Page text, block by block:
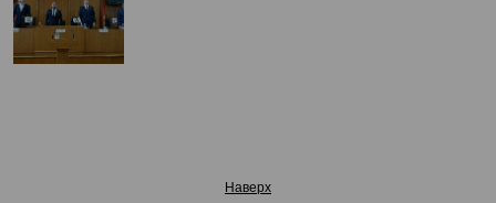
Наверх